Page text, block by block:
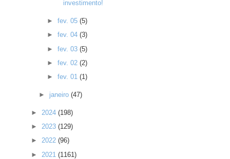
investimento!
► fev. 05 (5)
► fev. 04 (3)
► fev. 03 (5)
► fev. 02 (2)
► fev. 01 (1)
► janeiro(47)
► 2024 (198)
► 2023 (129)
► 2022 (96)
► 2021 (1161)